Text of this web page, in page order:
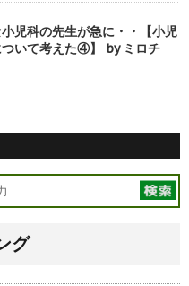
児科の先生が急に・・【小児
いて考えた④】 by ミロチ
グ